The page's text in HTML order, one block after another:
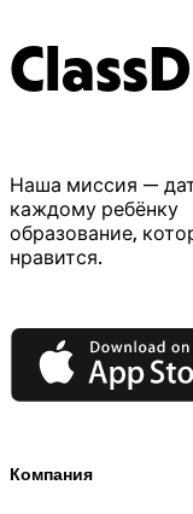
Наша миссия —
каждому ребёнку
образование,
нравится.
App Store
Компания